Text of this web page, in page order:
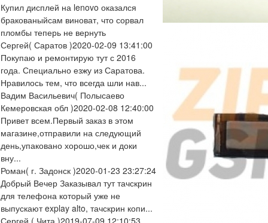
Купил дисплей на lenovo оказался
бракованыйсам виноват, что сорвал
пломбы теперь не вернуть
Сергей( Саратов )2020-02-09 13:41:00
Покупаю и ремонтирую тут с 2016
года. Специально езжу из Саратова.
Нравилось тем, что всегда шли нав...
Вадим Васильевич( Полысаево
Кемеровская обл )2020-02-08 12:40:00
Привет всем.Первый заказ в этом
магазине,отправили на следующий
день,упаковано хорошо,чек и доки
вну...
Роман( г. Задонск )2020-01-23 23:27:24
Добрый Вечер Заказывал тут тачскрин
для телефона который уже не
выпускают explay alto, тачскрин копи...
Сергей ( Чита )2019-07-09 12:10:53